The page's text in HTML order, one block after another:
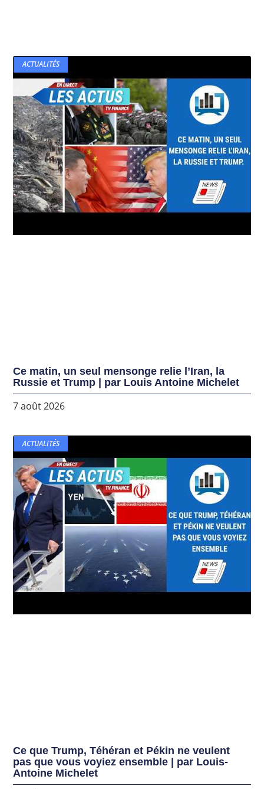
ACTUALITÉS
Ce matin, un seul mensonge relie l’Iran, la
Russie et Trump | par Louis Antoine Michelet
7 août 2026
ACTUALITÉS
Ce que Trump, Téhéran et Pékin ne veulent
pas que vous voyiez ensemble | par Louis-
Antoine Michelet